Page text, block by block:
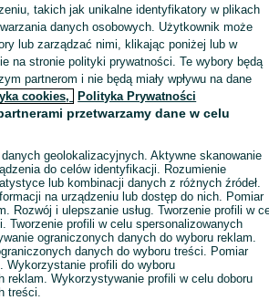
konto na OLX, aby skontaktować się z
takich jak unikalne identyfikatory w plikach
danych osobowych. Użytkownik może
lub zarządzać nimi, klikając poniżej lub w
na stronie polityki prywatności. Te wybory będą
partnerom i nie będą miały wpływu na dane
cookies, Polityka Prywatności
przetwarzamy dane w celu
danych geolokalizacyjnych. Aktywne skanowanie
do celów identyfikacji. Rozumienie
lub kombinacji danych z różnych źródeł.
na urządzeniu lub dostęp do nich. Pomiar
Rozwój i ulepszanie usług. Tworzenie profili w
Tworzenie profili w celu spersonalizowanych
ograniczonych danych do wyboru reklam.
danych do wyboru treści. Pomiar
Wykorzystanie profili do wyboru
reklam. Wykorzystywanie profili w celu doboru
treści.